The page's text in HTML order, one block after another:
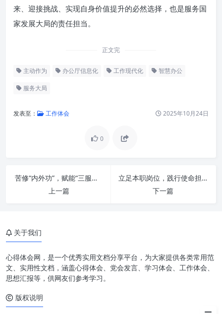
来、迎接挑战、实现自身价值提升的必然选择，也是服务国
家发展大局的责任担当。
正文完
主动作为 办公厅信息化 工作现代化 智慧办公
服务大局
发表至： 工作体会 2025年10月24日
0
苦修“内外功”，赋能“三服务”——新时代办公室工作的卓越之道
上一篇
立足本职岗位，践行使命担当：成就卓越，驱动未来
下一篇
新时代办公厅的使命与挑战
协同
“以信息化赋能”：实现现代化办
关于我们
心得体会网，是一个优秀实用文档分享平台，为大家提供各类常用范
文、实用性文档，涵盖心得体会、党会发言、学习体会、工作体会、
思想汇报等，供网友们参考学习。
版权说明